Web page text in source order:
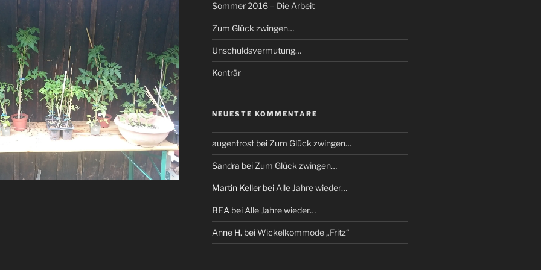
Sommer 2016 – Die Arbeit
Zum Glück zwingen…
Unschuldsvermutung…
Konträr
NEUESTE KOMMENTARE
augentrostbei Zum Glück zwingen…
Sandra bei Zum Glück zwingen…
Martin Kellerbei Alle Jahre wieder…
BEA bei Alle Jahre wieder…
Anne H. beiWickelkommode „Fritz“